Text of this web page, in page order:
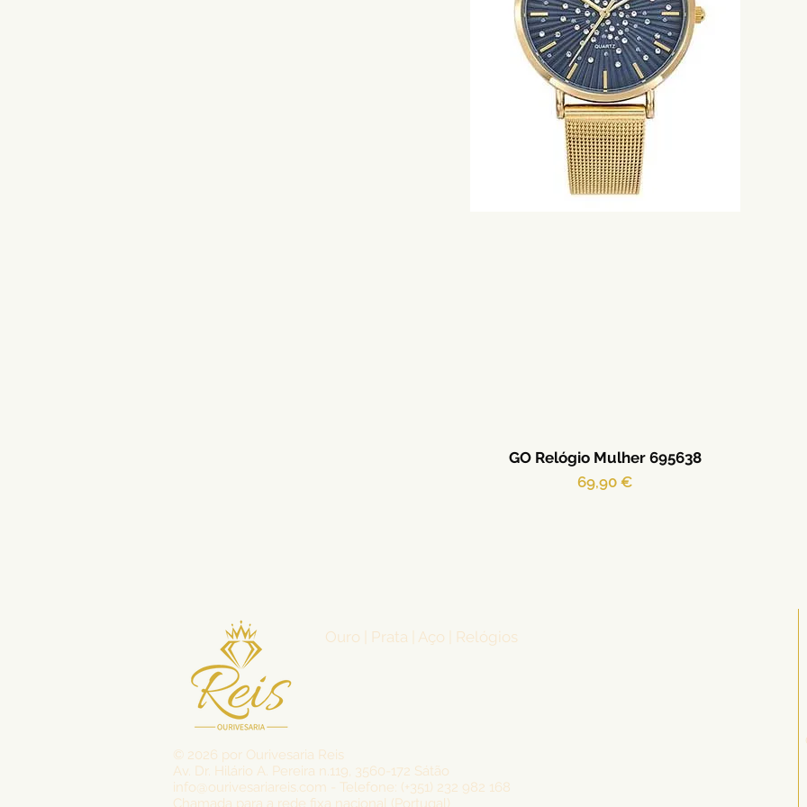
GO Relógio Mulher 695638
Preço
69,90 €
Ouro | Prata | Aço | Relógios
© 2026 por Ourivesaria Reis
Av. Dr. Hilário A. Pereira n.119, 3560-172 Sátão
info@ourivesariareis.com - Telefone: (+351) 232 982 168
Chamada para a rede fixa nacional (Portugal)